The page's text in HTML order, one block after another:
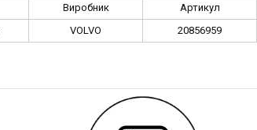
Виробник Артикул
VOLVO 20856959